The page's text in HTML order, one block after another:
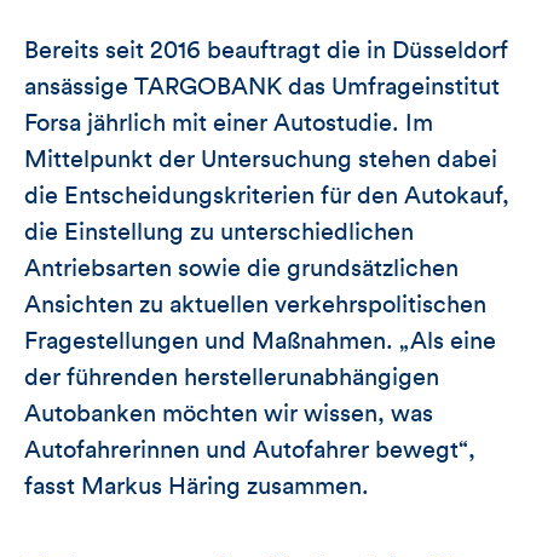
Bereits seit 2016 beauftragt die in Düsseldorf
ansässige TARGOBANK das Umfrageinstitut
Forsa jährlich mit einer Autostudie. Im
Mittelpunkt der Untersuchung stehen dabei
die Entscheidungskriterien für den Autokauf,
die Einstellung zu unterschiedlichen
Antriebsarten sowie die grundsätzlichen
Ansichten zu aktuellen verkehrspolitischen
Fragestellungen und Maßnahmen. „Als eine
der führenden herstellerunabhängigen
Autobanken möchten wir wissen, was
Autofahrerinnen und Autofahrer bewegt“,
fasst Markus Häring zusammen.